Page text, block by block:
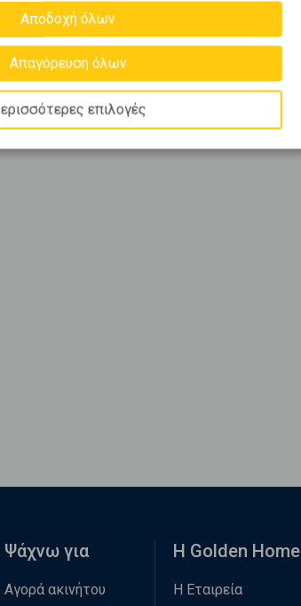
Αποδοχή όλων
Απαγόρευση όλων
επιλογές
Ψάχνω για
Αγορά ακινήτου
Η Golden Home
Η Εταιρεία